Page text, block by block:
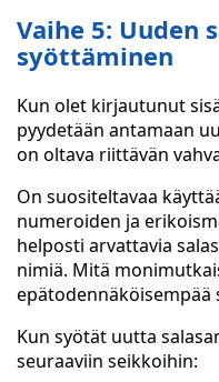
Vaihe 5: Uuden
syöttäminen
Kun olet kirjautunut
pyydetään antamaan
on oltava riittävän
On suositeltavaa
numeroiden ja
helposti arvattavia
nimiä. Mitä
epätodennäköisempää
Kun syötät uutta
seuraaviin seikkoihin: